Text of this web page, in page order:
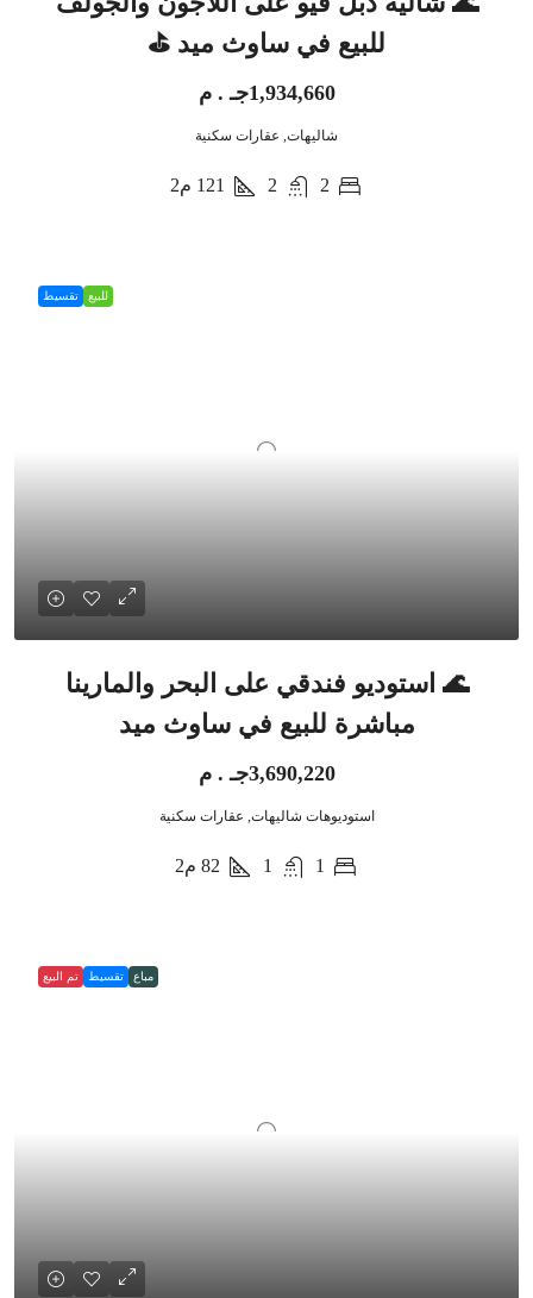
للبيع في ساوث ميد ⛳
1,934,660جـ . م
شاليهات, عقارات سكنية
2
2
121 م2
للبيع تقسيط
🌊 استوديو فندقي على البحر والمارينا
مباشرة للبيع في ساوث ميد
3,690,220جـ . م
استوديوهات شاليهات, عقارات سكنية
1
1
82 م2
مباع تقسيط تم البيع